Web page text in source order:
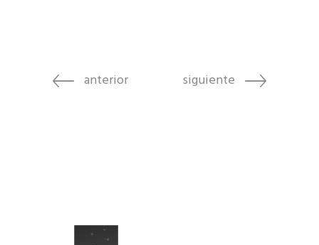
anterior siguiente